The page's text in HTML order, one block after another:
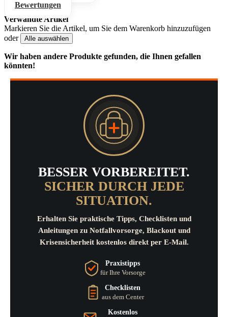
Bewertungen
Verwandte Artikel
Markieren Sie die Artikel, um Sie dem Warenkorb hinzuzufügen
oder
Alle auswählen
Wir haben andere Produkte gefunden, die Ihnen gefallen
könnten!
BESSER VORBEREITET.
SICHER DURCH JEDE
SITUATION.
Erhalten Sie praktische Tipps, Checklisten und
Anleitungen zu Notfallvorsorge, Blackout und
Krisensicherheit kostenlos direkt per E-Mail.
Praxistipps
für Ihre Vorsorge
Checklisten
aus dem Center
Kostenlos